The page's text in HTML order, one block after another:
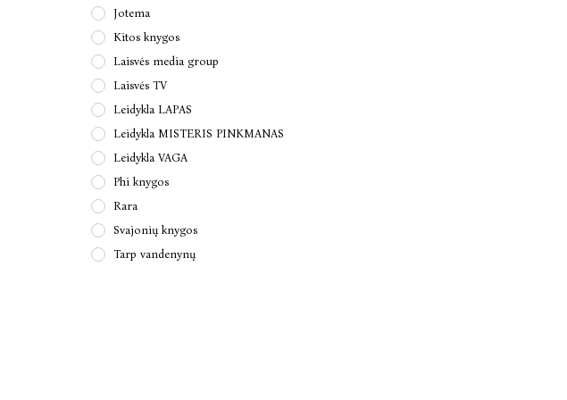
Jotema
Kitos knygos
Laisvės media group
Laisvės TV
Leidykla LAPAS
Leidykla MISTERIS PINKMANAS
Leidykla VAGA
Phi knygos
Rara
Svajonių knygos
Tarp vandenynų